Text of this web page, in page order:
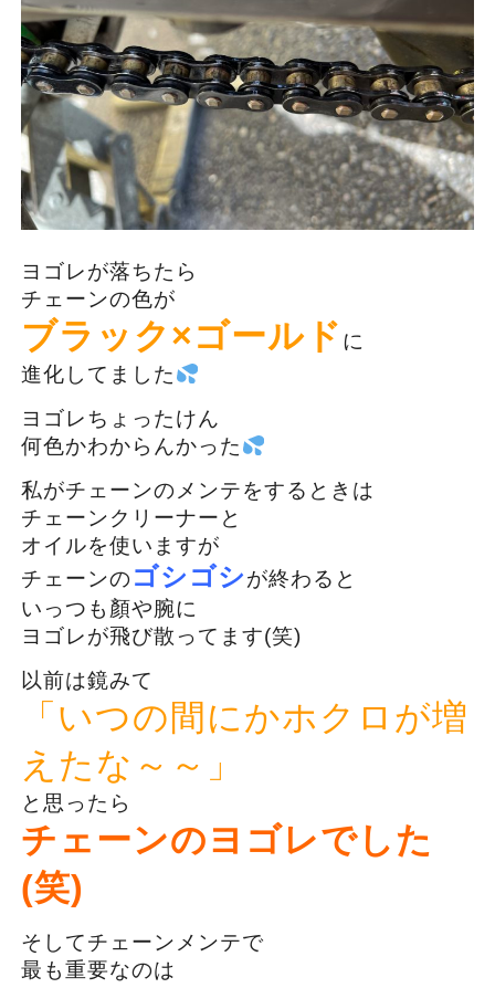
ヨゴレが落ちたら
チェーンの色が
ブラック×ゴールド に
進化してました
ヨゴレちょったけん
何色かわからんかった
私がチェーンのメンテをするときは
チェーンクリーナーと
オイルを使いますが
チェーンのゴシゴシが終わると
いっつも顏や腕に
ヨゴレが飛び散ってます(笑)
以前は鏡みて
「いつの間にかホクロが増
えたな～～」
と思ったら
チェーンのヨゴレでした
(笑)
そしてチェーンメンテで
最も重要なのは